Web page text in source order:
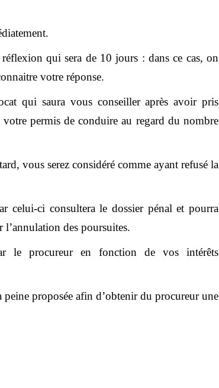
qui sera de 10 jours : dans ce cas, on
votre réponse.
qui saura vous conseiller après avoir pris
permis de conduire au regard du nombre
vous serez considéré comme ayant refusé la
celui-ci consultera le dossier pénal et pourra
l’annulation des poursuites.
le procureur en fonction de vos intérêts
proposée afin d’obtenir du procureur une